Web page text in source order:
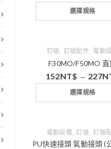
選擇規格
釘槍 釘槍配件, 電動
F30MO/F50MO 直
152NT$ – 227
選擇規格
電動設備, 釘槍 釘槍
PU快速接頭 氣動接頭 (